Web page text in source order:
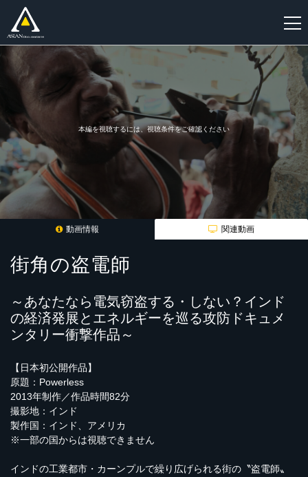
新
規
登
録
本編を視聴するには、視聴条件をご確認ください
動画情報 関連動画
街角の盗電師
～あなたなら電気窃盗する・しない？インド
の経済発展とエネルギーを巡る攻防ドキュメ
ンタリー衝撃作品～
【日本初公開作品】
原題：Powerless
2013年制作／作品時間82分
撮影地：インド
製作国：インド、アメリカ
※一部の国からは視聴できません
インドの工業都市・カーンプルで繰り広げられる街の〝盗電師〟